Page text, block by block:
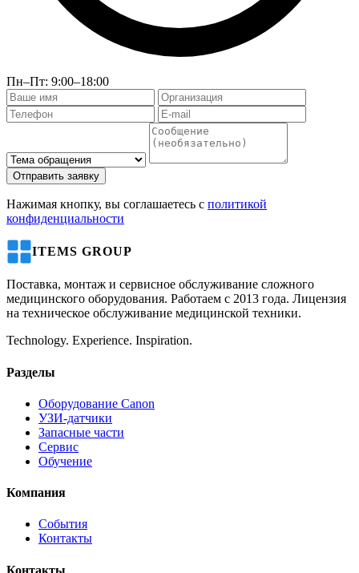
Пн–Пт: 9:00–18:00
Отправить заявку
Нажимая кнопку, вы соглашаетесь с политикой
конфиденциальности
ITEMS GROUP
Поставка, монтаж и сервисное обслуживание сложного
медицинского оборудования. Работаем с 2013 года. Лицензия
на техническое обслуживание медицинской техники.
Technology. Experience. Inspiration.
Разделы
Оборудование Canon
УЗИ-датчики
Запасные части
Сервис
Обучение
Компания
События
Контакты
Контакты